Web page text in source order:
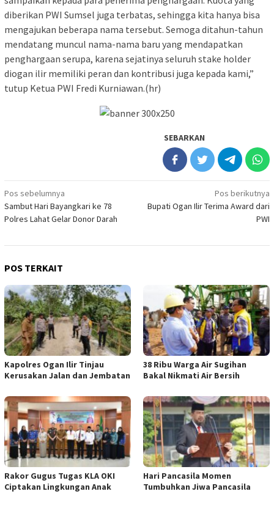
diberikan PWI Sumsel juga terbatas, sehingga kita hanya bisa
mengajukan beberapa nama tersebut. Semoga ditahun-tahun
mendatang muncul nama-nama baru yang mendapatkan
penghargaan serupa, karena sejatinya seluruh stake holder
diogan ilir memiliki peran dan kontribusi juga kepada kami,”
tutup Ketua PWI Fredi Kurniawan.(hr)
SEBARKAN
Navigasi
pos
Pos sebelumnya
Sambut Hari Bayangkari ke 78
Polres Lahat Gelar Donor Darah
Pos berikutnya
Bupati Ogan Ilir Terima Award dari
PWI
POS TERKAIT
Kapolres Ogan Ilir Tinjau
Kerusakan Jalan dan Jembatan
38 Ribu Warga Air Sugihan
Bakal Nikmati Air Bersih
Rakor Gugus Tugas KLA OKI
Ciptakan Lingkungan Anak
Hari Pancasila Momen
Tumbuhkan Jiwa Pancasila